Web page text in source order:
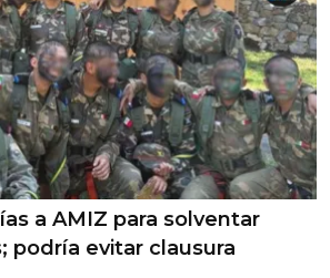
a AMIZ para solventar
podría evitar clausura